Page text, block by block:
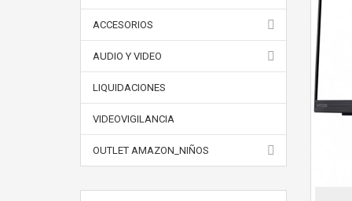
ACCESORIOS
AUDIO Y VIDEO
LIQUIDACIONES
VIDEOVIGILANCIA
OUTLET AMAZON_NIÑOS